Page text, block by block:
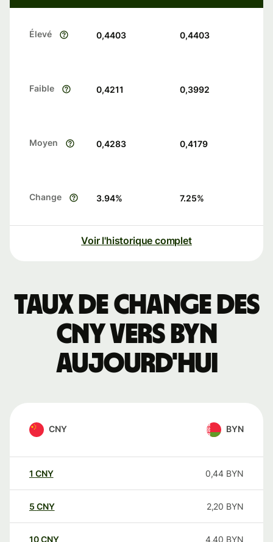
Élevé 0,4403 0,4403
Faible 0,4211 0,3992
Moyen 0,4283 0,4179
Change 3.94% 7.25%
Voir l'historique complet
Taux de change des
CNY vers BYN
aujourd'hui
CNY BYN
1 CNY 0,44 BYN
5 CNY 2,20 BYN
10CNY 4,40 BYN